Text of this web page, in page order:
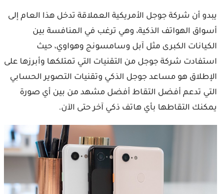
يبدو أن شركة جوجل الأمريكية العملاقة تدخل هذا العام إلى
أسواق الهواتف الذكية، وهي ترغب في المنافسة بين
الكيانات الكبرى مثل آبل وسامسونج وهواوي، حيث
استفادت شركة جوجل من التقنيات التي تمتلكها وأبرزها على
الإطلاق هو مساعد جوجل الذكي وتقنيات التصوير الحسابي
التي تدعم أفضل التقاط أفضل مشهد من بين أي صورة
يمكنك التقاطها بأي هاتف ذكي آخر حتى الآن.